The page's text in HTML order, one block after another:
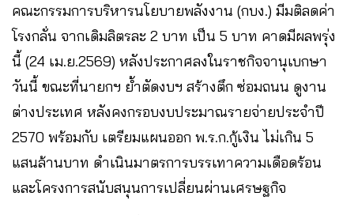
คณะกรรมการบริหารนโยบายพลังงาน (กบง.) มีมติลดค่า
โรงกลั่น จากเดิมลิตรละ 2 บาท เป็น 5 บาท คาดมีผลพรุ่ง
นี้ (24 เม.ย.2569) หลังประกาศลงในราชกิจจานุเบกษา
วันนี้ ขณะที่นายกฯ ย้ำตัดงบฯ สร้างตึก ซ่อมถนน ดูงาน
ต่างประเทศ หลังคงกรอบงบประมาณรายจ่ายประจำปี
2570 พร้อมกับ เตรียมแผนออก พ.ร.ก.กู้เงิน ไม่เกิน 5
แสนล้านบาท ดำเนินมาตรการบรรเทาความเดือดร้อน
และโครงการสนับสนุนการเปลี่ยนผ่านเศรษฐกิจ